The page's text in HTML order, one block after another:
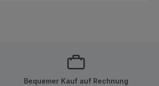
Bequemer Kauf auf Rechnung